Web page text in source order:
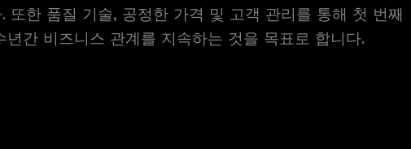
또한 품질 기술, 공정한 가격 및 고객 관리를 통해 첫 번째
년간 비즈니스 관계를 지속하는 것을 목표로 합니다.